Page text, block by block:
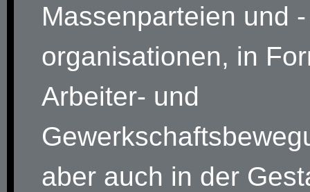
Massenparteien und -
organisationen, in
Arbeiter- und
aber auch in der